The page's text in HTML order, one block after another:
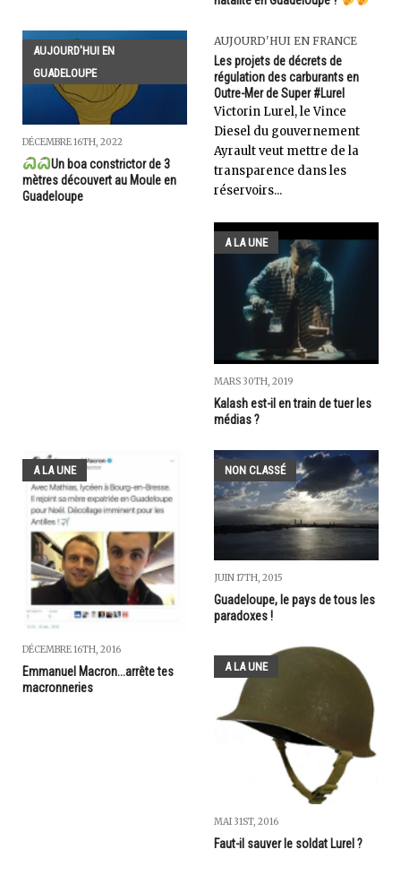
AUJOURD'HUI EN
GUADELOUPE
DÉCEMBRE 16TH, 2022
Un boa constrictor de 3
mètres découvert au Moule en
Guadeloupe
AUJOURD'HUI EN FRANCE
Les projets de décrets de
régulation des carburants en
Outre-Mer de Super #Lurel
Victorin Lurel, le Vince
Diesel du gouvernement
Ayrault veut mettre de la
transparence dans les
réservoirs...
A LA UNE
MARS 30TH, 2019
Kalash est-il en train de tuer les
médias ?
A LA UNE
DÉCEMBRE 16TH, 2016
Emmanuel Macron...arrête tes
macronneries
NON CLASSÉ
JUIN 17TH, 2015
Guadeloupe, le pays de tous les
paradoxes !
A LA UNE
MAI 31ST, 2016
Faut-il sauver le soldat Lurel ?